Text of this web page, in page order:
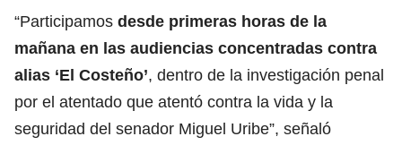
“Participamos desde primeras horas de la
mañana en las audiencias concentradas contra
alias ‘El Costeño’, dentro de la investigación penal
por el atentado que atentó contra la vida y la
seguridad del senador Miguel Uribe”, señaló